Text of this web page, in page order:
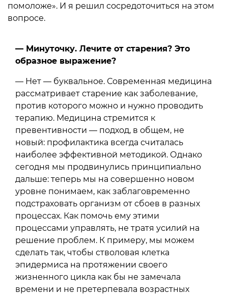
помоложе». И я решил сосредоточиться на этом
вопросе.
— Минуточку. Лечите от старения? Это
образное выражение?
— Нет — буквальное. Современная медицина
рассматривает старение как заболевание,
против которого можно и нужно проводить
терапию. Медицина стремится к
превентивности — подход, в общем, не
новый: профилактика всегда считалась
наиболее эффективной методикой. Однако
сегодня мы продвинулись принципиально
дальше: теперь мы на совершенно новом
уровне понимаем, как заблаговременно
подстраховать организм от сбоев в разных
процессах. Как помочь ему этими
процессами управлять, не тратя усилий на
решение проблем. К примеру, мы можем
сделать так, чтобы стволовая клетка
эпидермиса на протяжении своего
жизненного цикла как бы не замечала
времени и не претерпевала возрастных